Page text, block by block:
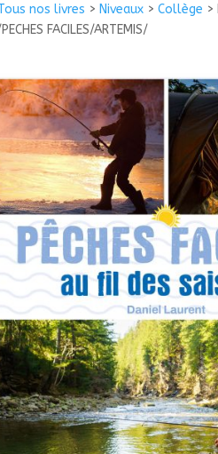
nos livres > Niveaux >Collège >
FACILES/ARTEMIS/